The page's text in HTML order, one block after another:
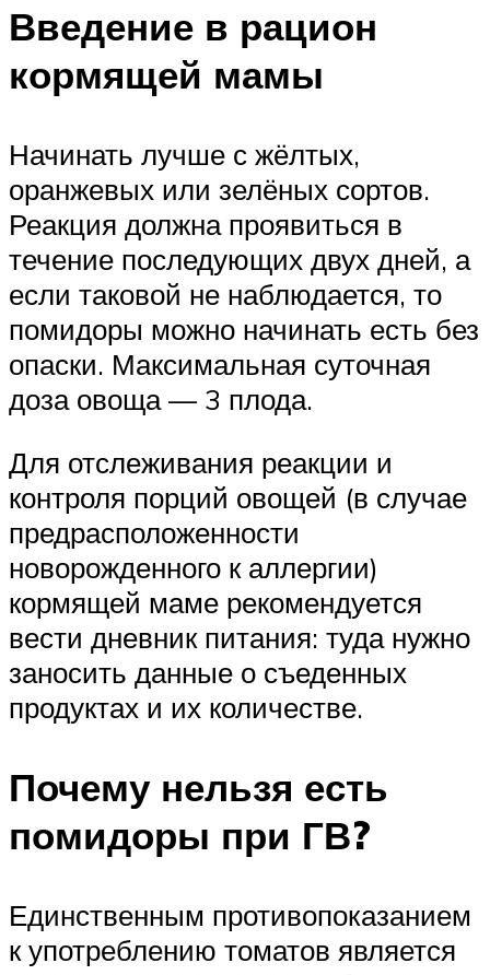
Введение в рацион
кормящей мамы
Начинать лучше с жёлтых,
оранжевых или зелёных сортов.
Реакция должна проявиться в
течение последующих двух дней, а
если таковой не наблюдается, то
помидоры можно начинать есть без
опаски. Максимальная суточная
доза овоща — 3 плода.
Для отслеживания реакции и
контроля порций овощей (в случае
предрасположенности
новорожденного к аллергии)
кормящей маме рекомендуется
вести дневник питания: туда нужно
заносить данные о съеденных
продуктах и их количестве.
Почему нельзя есть
помидоры при ГВ?
Единственным противопоказанием
к употреблению томатов является